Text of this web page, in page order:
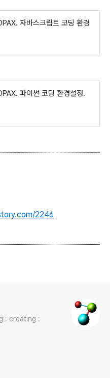
자바스크립트 코딩 환경
파이썬 코딩 환경설정.
2246